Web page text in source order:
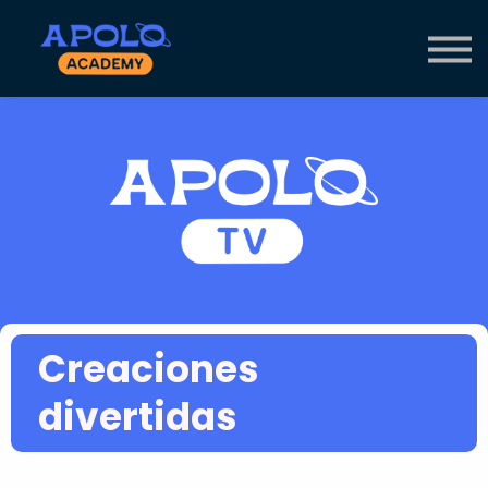
Creaciones
divertidas